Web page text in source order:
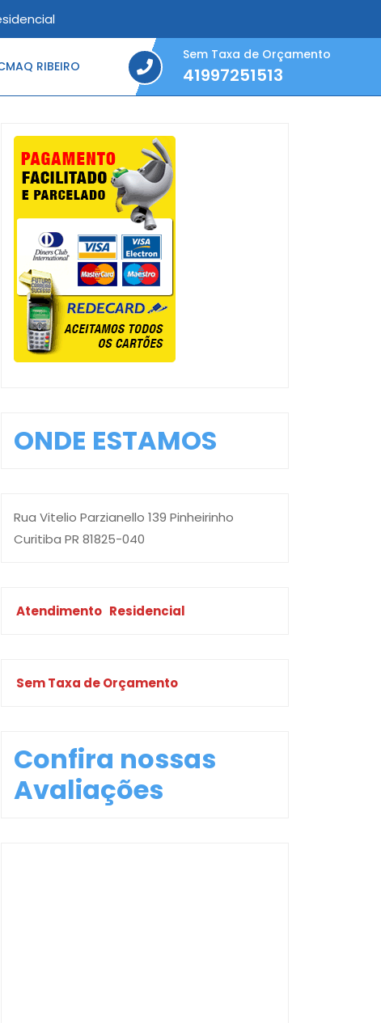
RIBEIRO
Sem Taxa de Orçamento
41997251513
41997251513
ONDE ESTAMOS
Rua Vitelio Parzianello 139 Pinheirinho
Curitiba PR 81825-040
Atendimento Residencial
Sem Taxa de Orçamento
Confira nossas
Avaliações